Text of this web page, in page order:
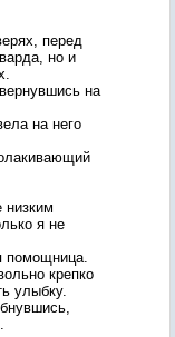
перед
но и
на
на него
низким
я не
помощница.
крепко
улыбку.